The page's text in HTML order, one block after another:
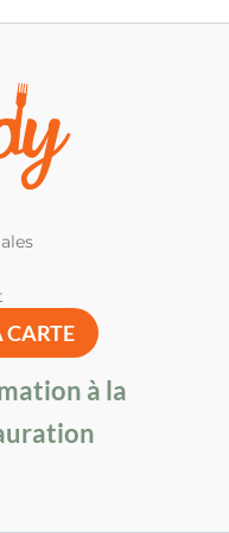
CARTE
à la